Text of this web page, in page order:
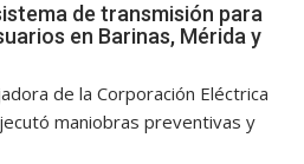
de transmisión para
en Barinas, Mérida y
de la Corporación Eléctrica
maniobras preventivas y